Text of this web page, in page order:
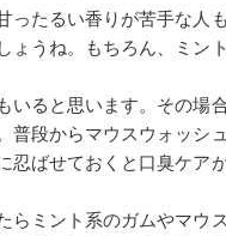
ったるい香りが苦手な人
ょうね。もちろん、ミン
いると思います。その場
普段からマウスウォッシ
忍ばせておくと口臭ケア
らミント系のガムやマウ